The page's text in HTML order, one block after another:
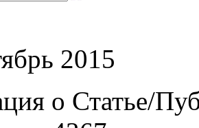
2015
о Статье/